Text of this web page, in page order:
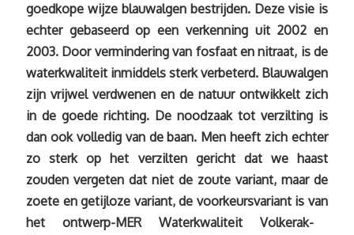
goedkope wijze blauwalgen bestrijden. Deze visie is
echter gebaseerd op een verkenning uit 2002 en
2003. Door vermindering van fosfaat en nitraat, is de
waterkwaliteit inmiddels sterk verbeterd. Blauwalgen
zijn vrijwel verdwenen en de natuur ontwikkelt zich
in de goede richting. De noodzaak tot verzilting is
dan ook volledig van de baan. Men heeft zich echter
zo sterk op het verzilten gericht dat we haast
zouden vergeten dat niet de zoute variant, maar de
zoete en getijloze variant, de voorkeursvariant is van
het ontwerp-MER Waterkwaliteit Volkerak-